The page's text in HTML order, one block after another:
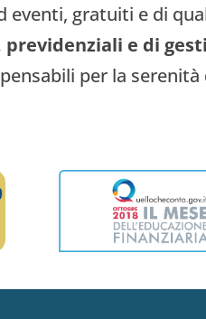
eventi, gratuiti e di
e di
per la serenità